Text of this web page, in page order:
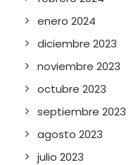
enero 2024
diciembre 2023
noviembre 2023
octubre 2023
septiembre 2023
agosto 2023
julio 2023